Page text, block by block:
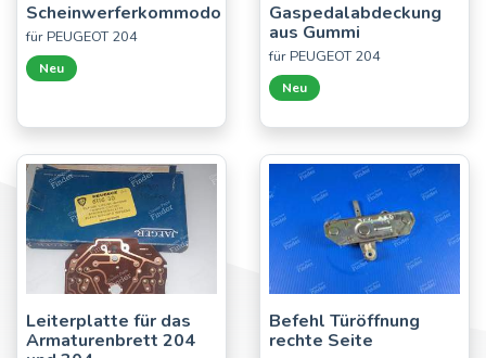
Scheinwerferkommodo
für PEUGEOT 204
Neu
Gaspedalabdeckung
aus Gummi
für PEUGEOT 204
Neu
Leiterplatte für das
Armaturenbrett 204
Befehl Türöffnung
rechte Seite